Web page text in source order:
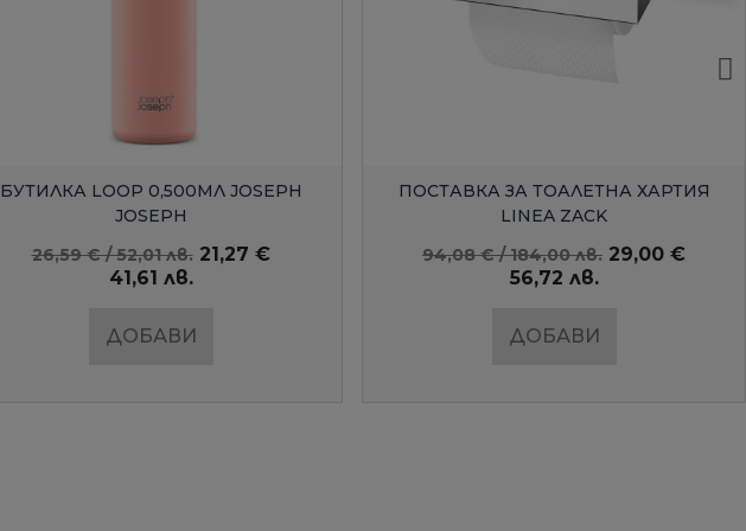
БЪРЗ ПРЕГЛЕД
ПОСТАВКА ЗА ТОАЛЕТНА ХАРТИЯ
LINEA ZACK
94,08 € / 184,00 лв. 29,00 €
56,72 лв.
ДОБАВИ
БЪРЗ ПРЕГЛЕД
ВЪЗГЛАВНИЦА TARBANA MIDNIGHT
50СМ
81,80 € / 159,99 лв. 57,26 €
112,00 лв.
ДОБАВИ